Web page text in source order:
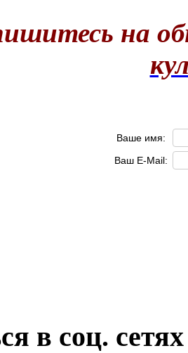
на
Ваше имя:
Ваш E-Mail:
в соц. сетях